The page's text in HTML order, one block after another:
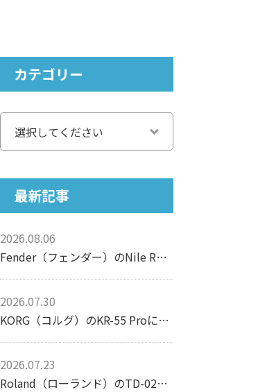
カテゴリー
最新記事
2026.08.06
Fender（フェンダー）のNile Rodgers Hitmaker Stratocasterについて【エレキギター】
2026.07.30
KORG（コルグ）のKR-55 Proについて【リズムマシン】
2026.07.23
Roland（ローランド）のTD-02Kについて【電子ドラム】